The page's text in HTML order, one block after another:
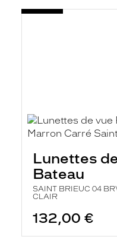
Lunettes
Bateau
SAINT BRIEUC 04
CLAIR
132,00 €